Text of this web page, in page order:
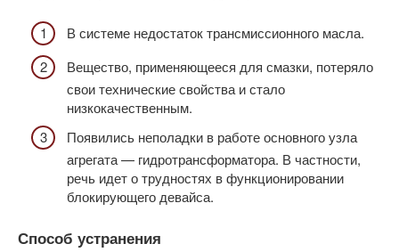
В системе недостаток трансмиссионного масла.
Вещество, применяющееся для смазки, потеряло
свои технические свойства и стало
низкокачественным.
Появились неполадки в работе основного узла
агрегата — гидротрансформатора. В частности,
речь идет о трудностях в функционировании
блокирующего девайса.
Способ устранения